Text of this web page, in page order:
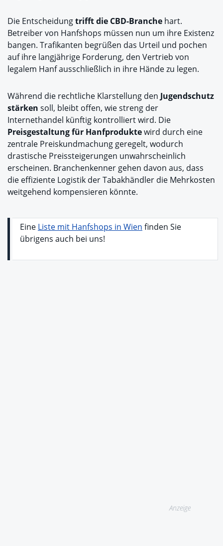
Die Entscheidungtrifft die CBD-Branche hart.
Betreiber von Hanfshops müssen nun um ihre Existenz
bangen. Trafikanten begrüßen das Urteil und pochen
auf ihre langjährige Forderung, den Vertrieb von
legalem Hanf ausschließlich in ihre Hände zu legen.
Während die rechtliche Klarstellung den Jugendschutz
stärken soll, bleibt offen, wie streng der
Internethandel künftig kontrolliert wird. Die
Preisgestaltung für Hanfproduktewird durch eine
zentrale Preiskundmachung geregelt, wodurch
drastische Preissteigerungen unwahrscheinlich
erscheinen. Branchenkenner gehen davon aus, dass
die effiziente Logistik der Tabakhändler die Mehrkosten
weitgehend kompensieren könnte.
Eine Liste mit Hanfshops in Wien finden Sie
übrigens auch bei uns!
Anzeige